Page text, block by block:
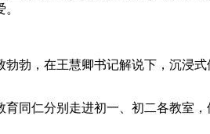
勃勃，在王慧卿书记解说下，沉浸
同仁分别走进初一、初二各教室